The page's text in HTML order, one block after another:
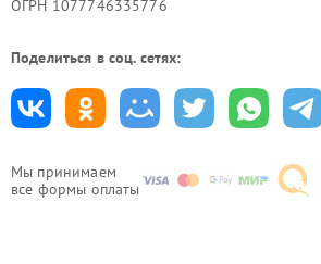
Мы принимаем
все формы оплаты
ОГРН 1077746335776
Поделиться в соц. сетях: